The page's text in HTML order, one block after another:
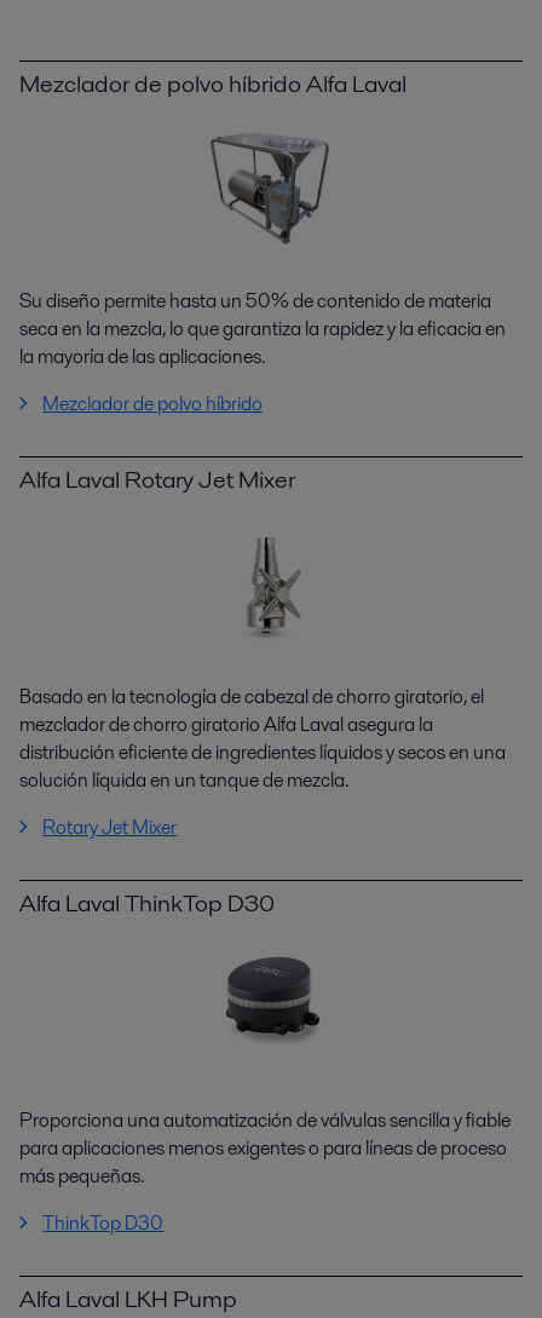
Mezclador de polvo híbrido Alfa Laval
Su diseño permite hasta un 50% de contenido de materia
seca en la mezcla, lo que garantiza la rapidez y la eficacia en
la mayoría de las aplicaciones.
Mezclador de polvo híbrido
Alfa Laval Rotary Jet Mixer
Basado en la tecnología de cabezal de chorro giratorio, el
mezclador de chorro giratorio Alfa Laval asegura la
distribución eficiente de ingredientes líquidos y secos en una
solución líquida en un tanque de mezcla.
Rotary Jet Mixer
Alfa Laval ThinkTop D30
Proporciona una automatización de válvulas sencilla y fiable
para aplicaciones menos exigentes o para líneas de proceso
más pequeñas.
ThinkTop D30
Alfa Laval LKH Pump